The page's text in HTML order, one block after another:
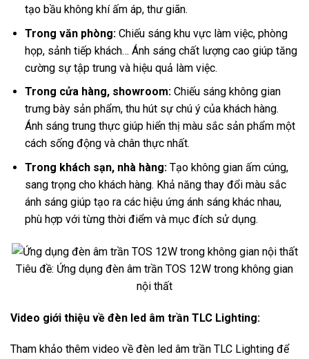
tạo bầu không khí ấm áp, thư giãn.
Trong văn phòng:Chiếu sáng khu vực làm việc, phòng
họp, sảnh tiếp khách… Ánh sáng chất lượng cao giúp tăng
cường sự tập trung và hiệu quả làm việc.
Trong cửa hàng, showroom:Chiếu sáng không gian
trưng bày sản phẩm, thu hút sự chú ý của khách hàng.
Ánh sáng trung thực giúp hiển thị màu sắc sản phẩm một
cách sống động và chân thực nhất.
Trong khách sạn, nhà hàng:Tạo không gian ấm cúng,
sang trọng cho khách hàng. Khả năng thay đổi màu sắc
ánh sáng giúp tạo ra các hiệu ứng ánh sáng khác nhau,
phù hợp với từng thời điểm và mục đích sử dụng.
Tiêu đề: Ứng dụng đèn âm trần TOS 12W trong không gian
nội thất
Video giới thiệu về đèn led âm trần TLC Lighting:
Tham khảo thêm video về đèn led âm trần TLC Lighting để